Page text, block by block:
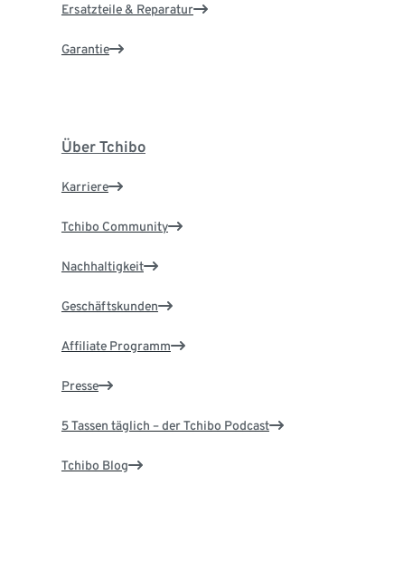
Ersatzteile & Reparatur
Garantie
Über Tchibo
Karriere
Tchibo Community
Nachhaltigkeit
Geschäftskunden
Affiliate Programm
Presse
5 Tassen täglich – der Tchibo Podcast
Tchibo Blog